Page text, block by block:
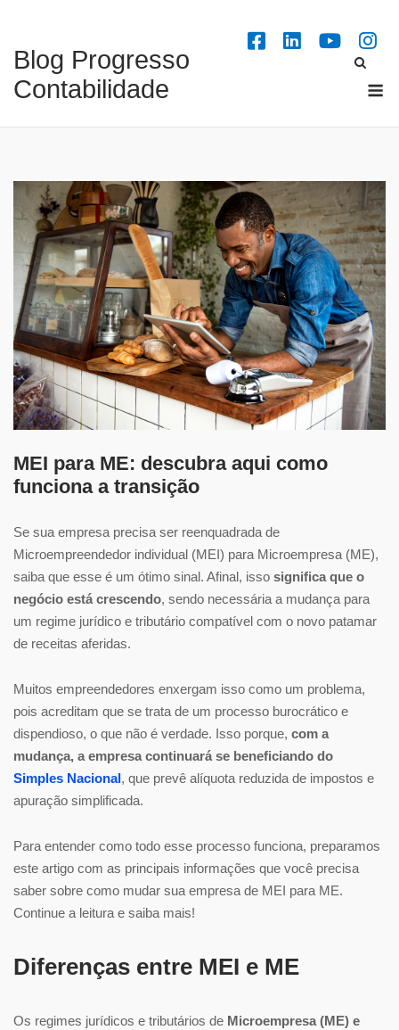
content
Blog Progresso
Contabilidade
MEI para ME: descubra aqui como
funciona a transição
Se sua empresa precisa ser reenquadrada de
Microempreendedor individual (MEI) para Microempresa (ME),
saiba que esse é um ótimo sinal. Afinal, isso significa que o
negócio está crescendo, sendo necessária a mudança para
um regime jurídico e tributário compatível com o novo patamar
de receitas aferidas.
Muitos empreendedores enxergam isso como um problema,
pois acreditam que se trata de um processo burocrático e
dispendioso, o que não é verdade. Isso porque, com a
mudança, a empresa continuará se beneficiando do
Simples Nacional, que prevê alíquota reduzida de impostos e
apuração simplificada.
Para entender como todo esse processo funciona, preparamos
este artigo com as principais informações que você precisa
saber sobre como mudar sua empresa de MEI para ME.
Continue a leitura e saiba mais!
Diferenças entre MEI e ME
Os regimes jurídicos e tributários de Microempresa (ME) e